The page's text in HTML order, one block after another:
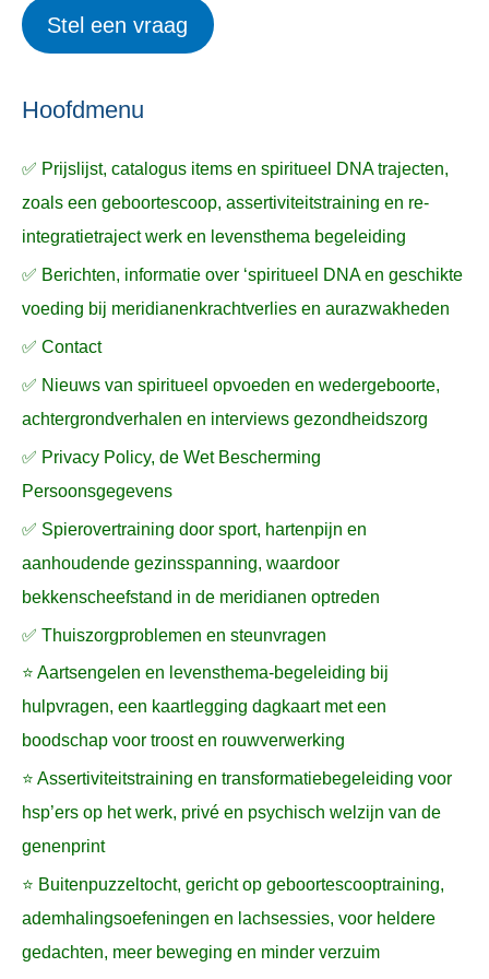
e
n
k
a
r
:
Stel een vraag
Hoofdmenu
✅ Prijslijst, catalogus items en spiritueel DNA trajecten,
zoals een geboortescoop, assertiviteitstraining en re-
integratietraject werk en levensthema begeleiding
✅ Berichten, informatie over ‘spiritueel DNA en geschikte
voeding bij meridianenkrachtverlies en aurazwakheden
✅ Contact
✅ Nieuws van spiritueel opvoeden en wedergeboorte,
achtergrondverhalen en interviews gezondheidszorg
✅ Privacy Policy, de Wet Bescherming
Persoonsgegevens
✅ Spierovertraining door sport, hartenpijn en
aanhoudende gezinsspanning, waardoor
bekkenscheefstand in de meridianen optreden
✅ Thuiszorgproblemen en steunvragen
⭐ Aartsengelen en levensthema-begeleiding bij
hulpvragen, een kaartlegging dagkaart met een
boodschap voor troost en rouwverwerking
⭐ Assertiviteitstraining en transformatiebegeleiding voor
hsp’ers op het werk, privé en psychisch welzijn van de
genenprint
⭐ Buitenpuzzeltocht, gericht op geboortescooptraining,
ademhalingsoefeningen en lachsessies, voor heldere
gedachten, meer beweging en minder verzuim
p
n